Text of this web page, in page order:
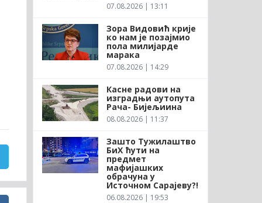
07.08.2026 | 13:11
Зора Видовић крије
ко нам је позајмио
пола милијарде
марака
07.08.2026 | 14:29
Касне радови на
изградњи аутопута
Рача- Бијељиина
08.08.2026 | 11:37
Зашто Тужилаштво
БиХ ћути на
предмет
мафијашких
обрачуна у
Источном Сарајеву?!
06.08.2026 | 19:53